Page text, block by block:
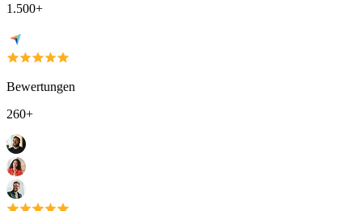
1.500+
Bewertungen
260+